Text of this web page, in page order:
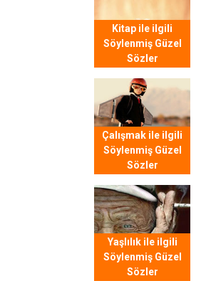
Kitap ile ilgili
Söylenmiş Güzel
Sözler
Çalışmak ile ilgili
Söylenmiş Güzel
Sözler
Yaşlılık ile ilgili
Söylenmiş Güzel
Sözler